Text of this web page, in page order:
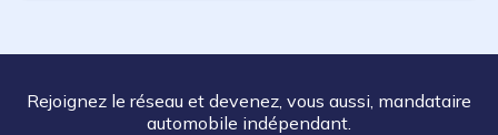
Rejoignez le réseau et devenez, vous aussi, mandataire
automobile indépendant.